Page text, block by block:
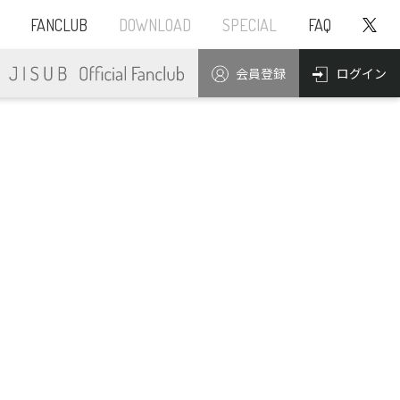
FANCLUB DOWNLOAD SPECIAL FAQ
会員登録 ログイン